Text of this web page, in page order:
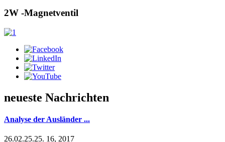
2W -Magnetventil
neueste Nachrichten
Analyse der Ausländer ...
26.02.25.25. 16, 2017